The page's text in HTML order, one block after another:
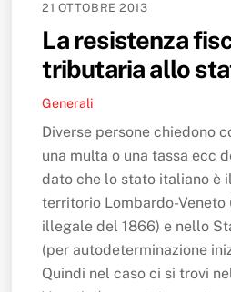
21 OTTOBRE 2013
La resistenza
tributaria allo
Generali
Diverse persone chiedono
una multa o una tassa ecc
dato che lo stato italiano è
territorio Lombardo-Veneto
illegale del 1866) e nello
(per autodeterminazione
Quindi nel caso ci si trovi